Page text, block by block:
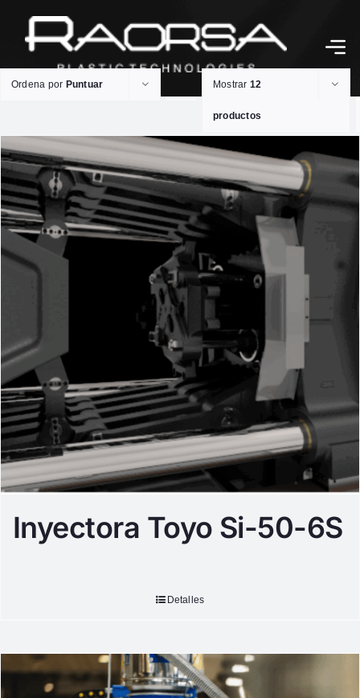
Ordena por Puntuar Mostrar 12
productos
Inyectora Toyo Si-50-6S
Detalles